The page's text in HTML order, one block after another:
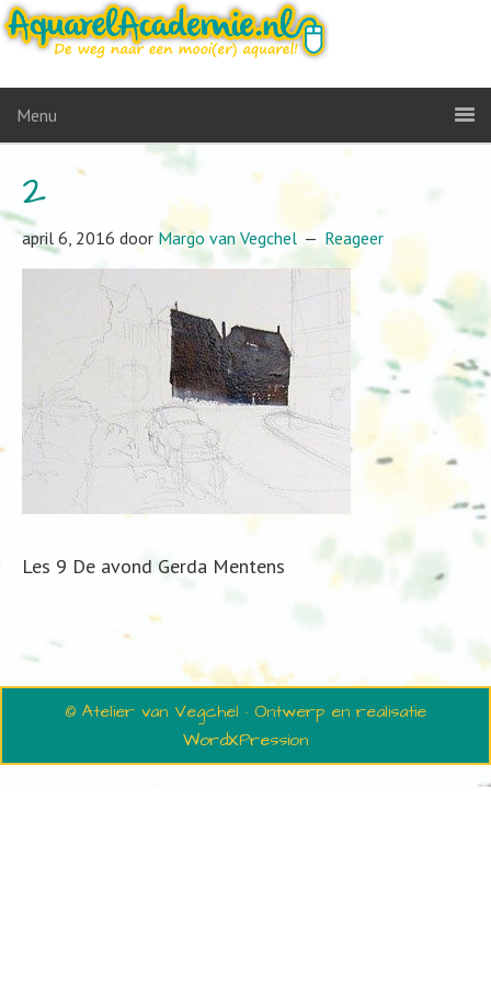
Menu
2
april 6, 2016 door Margo van Vegchel Reageer
Les 9 De avond Gerda Mentens
© Atelier van Vegchel · Ontwerp en realisatie
WordXPression